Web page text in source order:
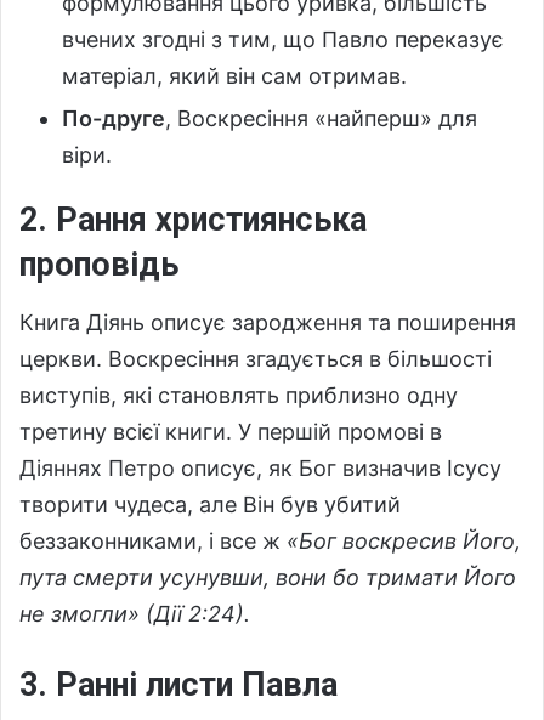
вчених згодні з тим, що Павло переказує
матеріал, який він сам отримав.
По-друге, Воскресіння «найперш» для
віри.
2. Рання християнська
проповідь
Книга Діянь описує зародження та поширення
церкви. Воскресіння згадується в більшості
виступів, які становлять приблизно одну
третину всієї книги. У першій промові в
Діяннях Петро описує, як Бог визначив Ісусу
творити чудеса, але Він був убитий
беззаконниками, і все ж «Бог воскресив Його,
пута смерти усунувши, вони бо тримати Його
не змогли» (Дії 2:24).
3. Ранні листи Павла